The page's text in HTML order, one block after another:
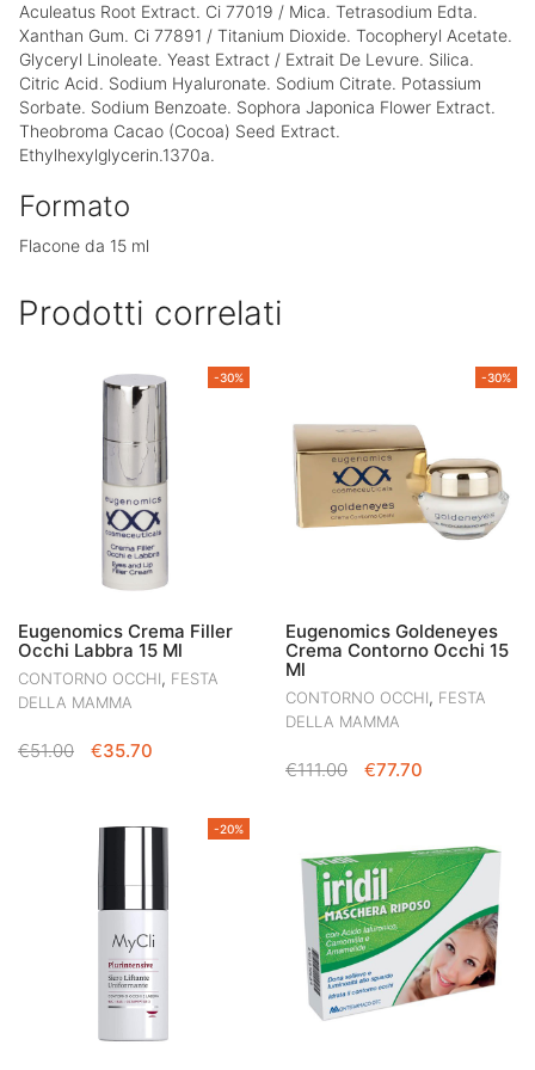
Aculeatus Root Extract. Ci 77019 / Mica. Tetrasodium Edta.
Xanthan Gum. Ci 77891 / Titanium Dioxide. Tocopheryl Acetate.
Glyceryl Linoleate. Yeast Extract / Extrait De Levure. Silica.
Citric Acid. Sodium Hyaluronate. Sodium Citrate. Potassium
Sorbate. Sodium Benzoate. Sophora Japonica Flower Extract.
Theobroma Cacao (Cocoa) Seed Extract.
Ethylhexylglycerin.1370a.
Formato
Flacone da 15 ml
Prodotti correlati
-30%
Eugenomics Crema Filler
Occhi Labbra 15 Ml
CONTORNO OCCHI, FESTA
DELLA MAMMA
€51.00
IL
ERA:
€51.00.
€35.70
È:
-30%
Eugenomics Goldeneyes
Crema Contorno Occhi 15
Ml
CONTORNO OCCHI, FESTA
DELLA MAMMA
€111.00
IL
€111.00.
€77.70
È:
€77.70.
-20%